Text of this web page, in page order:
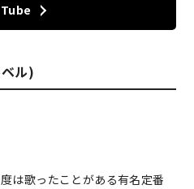
ル)
は歌ったことがある有名定番